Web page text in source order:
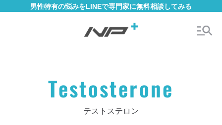
男性特有の悩みをLINEで専門家に無料相談してみる
Testosterone
テストステロン